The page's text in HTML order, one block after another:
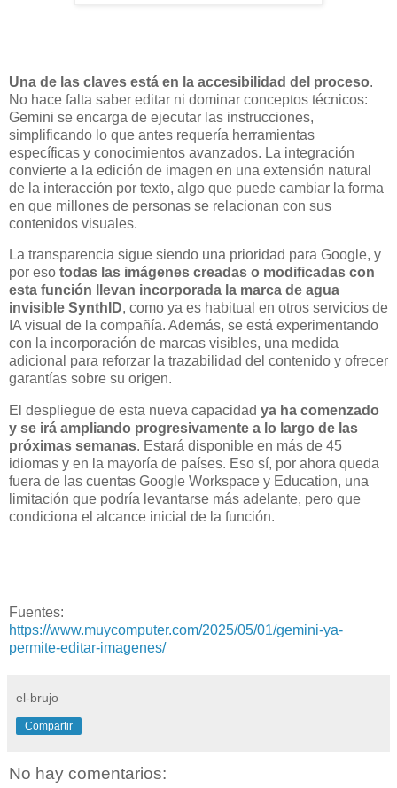
Una de las claves está en la accesibilidad del proceso.
No hace falta saber editar ni dominar conceptos técnicos:
Gemini se encarga de ejecutar las instrucciones,
simplificando lo que antes requería herramientas
específicas y conocimientos avanzados. La integración
convierte a la edición de imagen en una extensión natural
de la interacción por texto, algo que puede cambiar la forma
en que millones de personas se relacionan con sus
contenidos visuales.
La transparencia sigue siendo una prioridad para Google, y
por eso todas las imágenes creadas o modificadas con
esta función llevan incorporada la marca de agua
invisible SynthID, como ya es habitual en otros servicios de
IA visual de la compañía. Además, se está experimentando
con la incorporación de marcas visibles, una medida
adicional para reforzar la trazabilidad del contenido y ofrecer
garantías sobre su origen.
El despliegue de esta nueva capacidad ya ha comenzado
y se irá ampliando progresivamente a lo largo de las
próximas semanas. Estará disponible en más de 45
idiomas y en la mayoría de países. Eso sí, por ahora queda
fuera de las cuentas Google Workspace y Education, una
limitación que podría levantarse más adelante, pero que
condiciona el alcance inicial de la función.
Fuentes:
https://www.muycomputer.com/2025/05/01/gemini-ya-
permite-editar-imagenes/
el-brujo
Compartir
No hay comentarios: